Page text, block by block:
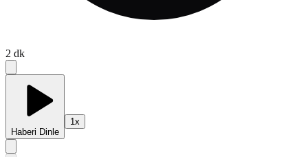
2 dk
Haberi Dinle
1x